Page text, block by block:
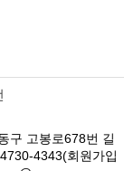
구 고봉로678번 길
4343(회원가입